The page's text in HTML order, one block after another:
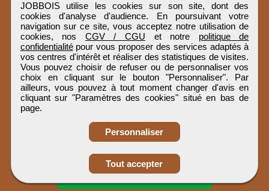
Obtenir ses
coordonnées
JOBBOIS utilise les cookies sur son site, dont des
cookies d'analyse d'audience. En poursuivant votre
navigation sur ce site, vous acceptez notre utilisation de
cookies, nos CGV / CGU et notre politique de
confidentialitépour vous proposer des services adaptés à
vos centres d'intérêt et réaliser des statistiques de visites.
Vous pouvez choisir de refuser ou de personnaliser vos
choix en cliquant sur le bouton "Personnaliser". Par
ailleurs, vous pouvez à tout moment changer d'avis en
cliquant sur "Paramètres des cookies" situé en bas de
page.
Personnaliser
Tout accepter
JOBBOIS
Tous droits réservés © 1999 - 2026